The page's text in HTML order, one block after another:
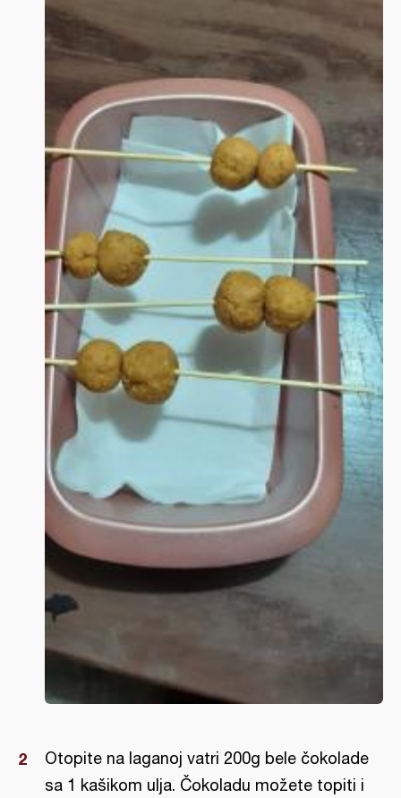
Otopite na laganoj vatri 200g bele čokolade
sa 1 kašikom ulja. Čokoladu možete topiti i